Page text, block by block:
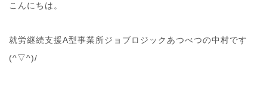
こんにちは。
就労継続支援A型事業所ジョブロジックあつべつの中村です
(^▽^)/